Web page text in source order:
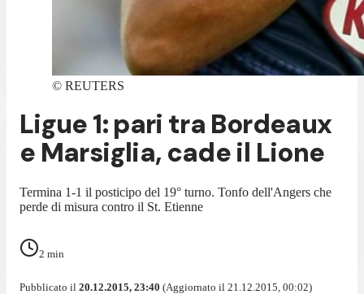
© REUTERS
Ligue 1: pari tra Bordeaux
e Marsiglia, cade il Lione
Termina 1-1 il posticipo del 19° turno. Tonfo dell'Angers che
perde di misura contro il St. Etienne
2 min
Pubblicato il 20.12.2015, 23:40 (Aggiornato il 21.12.2015, 00:02)